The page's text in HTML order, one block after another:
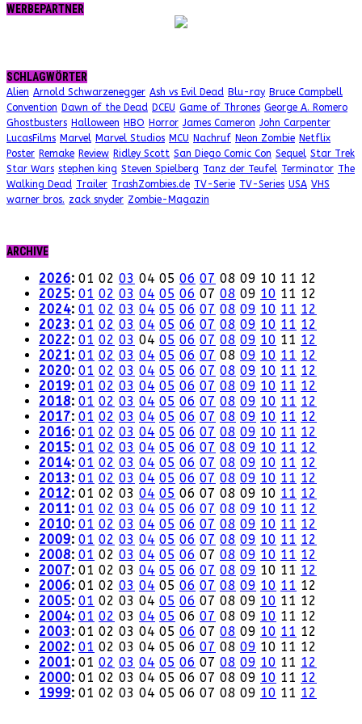
WERBEPARTNER
SCHLAGWÖRTER
Alien Arnold Schwarzenegger Ash vs Evil Dead Blu-ray Bruce Campbell
Convention Dawn of the Dead DCEU Game of Thrones George A. Romero
Ghostbusters Halloween HBO Horror James Cameron John Carpenter
LucasFilms Marvel Marvel Studios MCU Nachruf Neon Zombie Netflix
Poster Remake Review Ridley Scott San Diego Comic Con Sequel Star Trek
Star Wars stephen king Steven Spielberg Tanz der Teufel Terminator The
Walking Dead Trailer TrashZombies.de TV-Serie TV-Series USA VHS
warner bros. zack snyder Zombie-Magazin
ARCHIVE
2026: 01 02 03 04 05 06 07 08 09 10 11 12
2025: 01 02 03 04 05 06 07 08 09 10 11 12
2024: 01 02 03 04 05 06 07 08 09 10 11 12
2023: 01 02 03 04 05 06 07 08 09 10 11 12
2022: 01 02 03 04 05 06 07 08 09 10 11 12
2021: 01 02 03 04 05 06 07 08 09 10 11 12
2020: 01 02 03 04 05 06 07 08 09 10 11 12
2019: 01 02 03 04 05 06 07 08 09 10 11 12
2018: 01 02 03 04 05 06 07 08 09 10 11 12
2017: 01 02 03 04 05 06 07 08 09 10 11 12
2016: 01 02 03 04 05 06 07 08 09 10 11 12
2015: 01 02 03 04 05 06 07 08 09 10 11 12
2014: 01 02 03 04 05 06 07 08 09 10 11 12
2013: 01 02 03 04 05 06 07 08 09 10 11 12
2012: 01 02 03 04 05 06 07 08 09 10 11 12
2011: 01 02 03 04 05 06 07 08 09 10 11 12
2010: 01 02 03 04 05 06 07 08 09 10 11 12
2009: 01 02 03 04 05 06 07 08 09 10 11 12
2008: 01 02 03 04 05 06 07 08 09 10 11 12
2007: 01 02 03 04 05 06 07 08 09 10 11 12
2006: 01 02 03 04 05 06 07 08 09 10 11 12
2005: 01 02 03 04 05 06 07 08 09 10 11 12
2004: 01 02 03 04 05 06 07 08 09 10 11 12
2003: 01 02 03 04 05 06 07 08 09 10 11 12
2002: 01 02 03 04 05 06 07 08 09 10 11 12
2001: 01 02 03 04 05 06 07 08 09 10 11 12
2000: 01 02 03 04 05 06 07 08 09 10 11 12
1999: 01 02 03 04 05 06 07 08 09 10 11 12